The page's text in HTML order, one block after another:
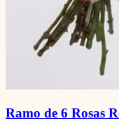
Ramo de 6 Rosas